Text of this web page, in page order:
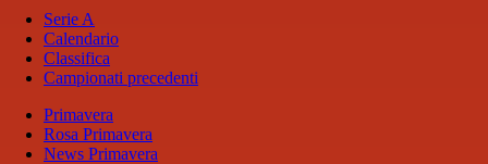
Serie A
Calendario
Classifica
Campionati precedenti
Primavera
Rosa Primavera
News Primavera